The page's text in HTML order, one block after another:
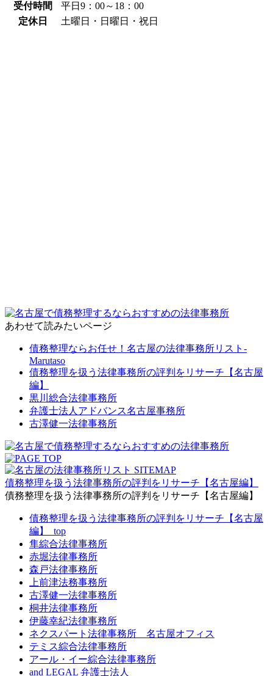
受付時間
平日9：00～18：00
定休日
土曜日・日曜日・祝日
あわせて読みたいページ
債務整理ならお任せ！名古屋の法律事務所リスト‐
Marutaso
債務整理を扱う法律事務所の評判をリサーチ【名古屋
編】
黒川総合法律事務所
弁護士法人アドバンス名古屋事務所
古澤健一法律事務所
債務整理を扱う法律事務所の評判をリサーチ【名古屋編】
債務整理を扱う法律事務所の評判をリサーチ【名古屋編】
債務整理を扱う法律事務所の評判をリサーチ【名古屋
編】_top
隼綜合法律事務所
赤堀法律事務所
森戸法律事務所
上前津法務事務所
古澤健一法律事務所
桐井法律事務所
伊藤幸紀法律事務所
ネクスパート法律事務所 名古屋オフィス
テミス綜合法律事務所
アール・イー綜合法律事務所
and LEGAL 弁護士法人